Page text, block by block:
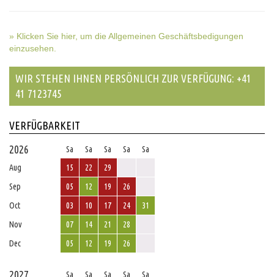
» Klicken Sie hier, um die Allgemeinen Geschäftsbedigungen
einzusehen.
WIR STEHEN IHNEN PERSÖNLICH ZUR VERFÜGUNG: +41
41 7123745
VERFÜGBARKEIT
2026
Sa Sa Sa Sa
Sa
Aug
15 22
29
Sep
05 12 19
26
Oct
03 10 17 24
31
Nov
07 14 21
28
Dec
05 12 19 26
Sa Sa Sa Sa
Sa